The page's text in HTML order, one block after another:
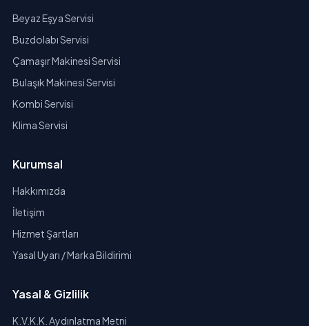
Beyaz Eşya Servisi
Buzdolabı Servisi
Çamaşır Makinesi Servisi
Bulaşık Makinesi Servisi
Kombi Servisi
Klima Servisi
Kurumsal
Hakkımızda
İletişim
Hizmet Şartları
Yasal Uyarı / Marka Bildirimi
Yasal & Gizlilik
K.V.K.K. Aydınlatma Metni